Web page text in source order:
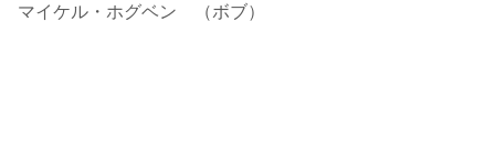
マイケル・ホグベン （ボブ）